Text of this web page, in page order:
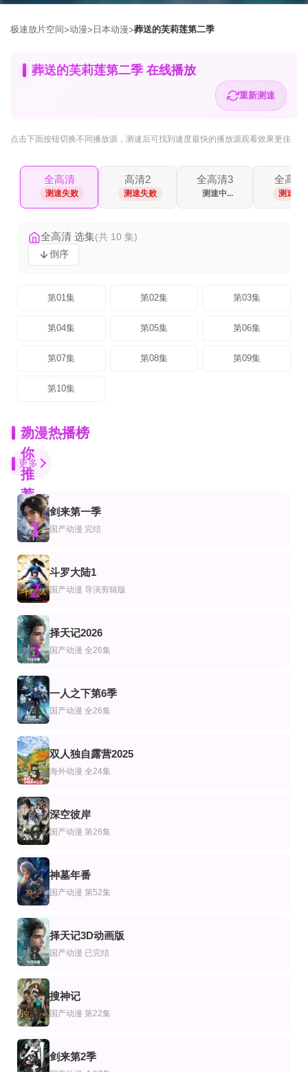
极速放片空间>动漫> 日本动漫>葬送的芙莉莲第二季
葬送的芙莉莲第二季 在线播放
重新测速
点击下面按钮切换不同播放源 ，测速后可找到速度最快的播放源观看效果更佳
全高清
测速失败
高清2
测速失败
全高清3
测速中...
全高清
测速失
全高清 选集(共 10 集)
倒序
第01集 第02集 第03集
第04集 第05集 第06集
第07集 第08集 第09集
第10集
为
你
推
荐
连载中 连载到19集
三角洲：行动代号647
钢蛋,张翠,东风
第3集
大主宰年番合集篇
第45集完结
万载魔君，一剑逆天命
第16集
平行天帝：系统启世
HD国语
灵石觉醒
第11集完结
派大星秀第二季(英文版)
第1集完结
Wanna-Be's OVA
原えりこ,高橋美紀,山田栄子
更新至07集
全民转职：死灵法师，我即是天灾
暂无
更新至第12集
星卡梦少女5奇迹绽放
第03集已完结
喜羊羊与灰太狼之破界山海诀番外篇
第12集
欢迎光临流放者食堂
武内骏辅,橘茉莉花,铃代纱弓,伊濑茉莉也,松田飒水,铃木崚汰,安济知佳
第2集
嘉米提-灵源战队​(英文版)
第5集
最强出涸皇子的暗跃帝位争夺最強出涸
内田雄马,户谷菊之介,石见舞菜香,内田真礼,本渡枫,井上和彦,田丸笃志,竹内良太,
第173集
太玄胎珠传
已完结
漫威未来复仇者第一季
花轮英司,中古一博,加濑康之,松田健一郎,水桥香织,金田晶,田丸笃志,木村珠莉,
动漫热播榜
更多
1
剑来第一季
国产动漫 完结
2
斗罗大陆1
国产动漫 导演剪辑版
3
择天记2026
国产动漫 全26集
4
一人之下第6季
国产动漫 全26集
5
双人独自露营2025
海外动漫 全24集
6
深空彼岸
国产动漫 第26集
7
神墓年番
国产动漫 第52集
8
择天记3D动画版
国产动漫 已完结
9
搜神记
国产动漫 第22集
剑来第2季